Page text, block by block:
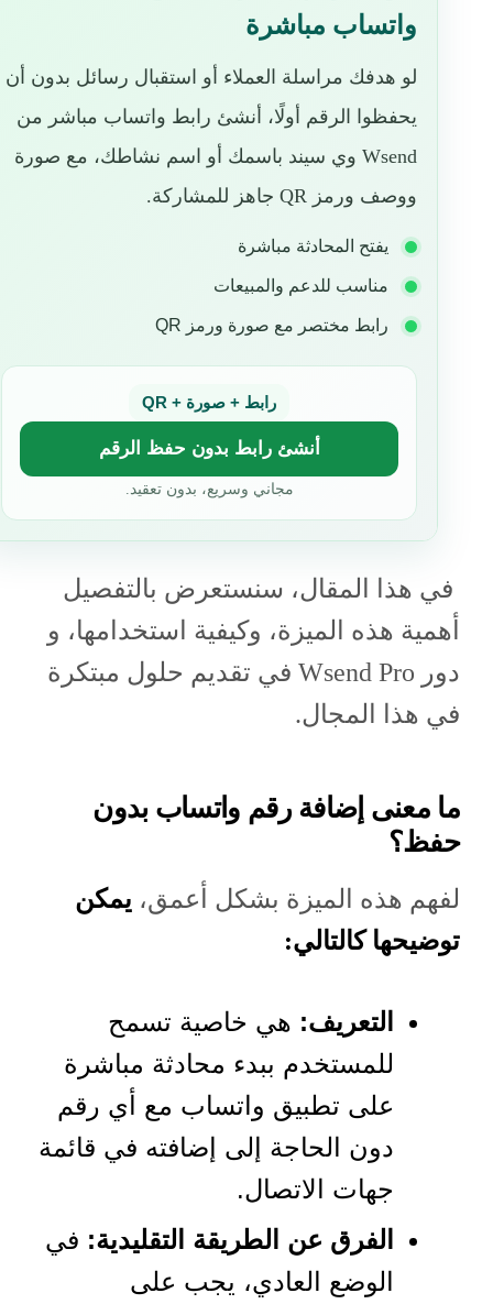
واتساب مباشرة
لو هدفك مراسلة العملاء أو استقبال رسائل بدون أن
يحفظوا الرقم أولًا، أنشئ رابط واتساب مباشر من
Wsend وي سيند باسمك أو اسم نشاطك، مع صورة
ووصف ورمز QR جاهز للمشاركة.
يفتح المحادثة مباشرة
مناسب للدعم والمبيعات
رابط مختصر مع صورة ورمز QR
رابط + صورة + QR
أنشئ رابط بدون حفظ الرقم
مجاني وسريع، بدون تعقيد.
في هذا المقال، سنستعرض بالتفصيل
أهمية هذه الميزة، وكيفية استخدامها، و
دور Wsend Pro في تقديم حلول مبتكرة
في هذا المجال.
ما معنى إضافة رقم واتساب بدون
حفظ؟
لفهم هذه الميزة بشكل أعمق، يمكن
توضيحها كالتالي:
التعريف: هي خاصية تسمح
للمستخدم ببدء محادثة مباشرة
على تطبيق واتساب مع أي رقم
دون الحاجة إلى إضافته في قائمة
جهات الاتصال.
الفرق عن الطريقة التقليدية: في
الوضع العادي، يجب على